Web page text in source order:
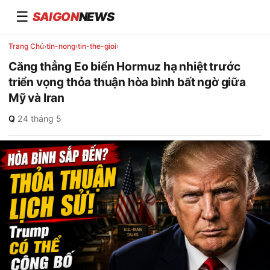
☰ SAIGONNEWS
Trang Chủ›tin-nong›tin-the-gioi›
Căng thẳng Eo biển Hormuz hạ nhiệt trước
triển vọng thỏa thuận hòa bình bất ngờ giữa
Mỹ và Iran
Q·24 tháng 5